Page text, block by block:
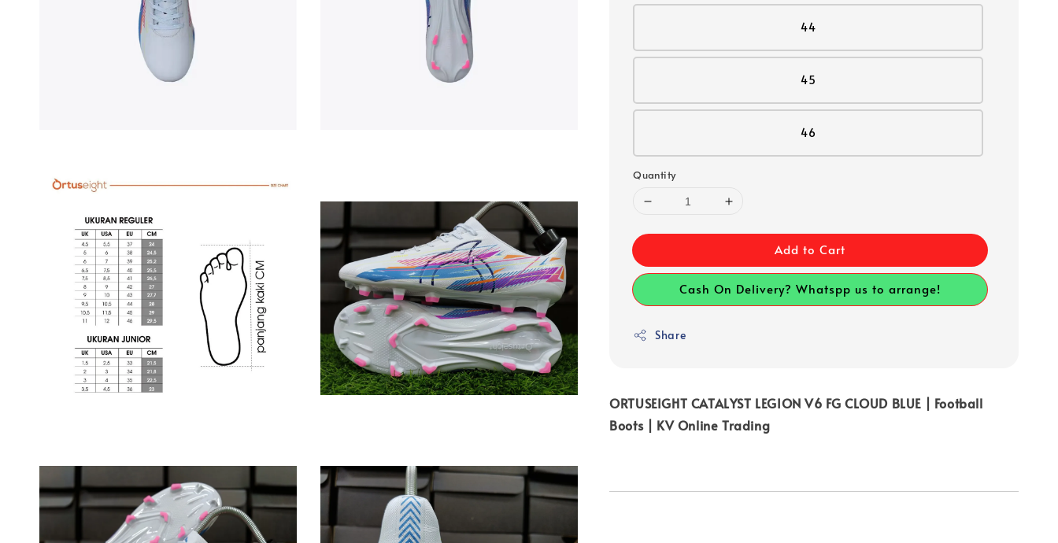
44
45
46
Quantity
Add to Cart
Cash On Delivery? Whatspp us to arrange!
Share
ORTUSEIGHT CATALYST LEGION V6 FG CLOUD BLUE | Football
Boots | KV Online Trading